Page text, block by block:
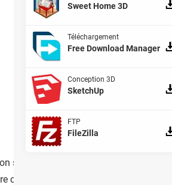
simple et efficace reste d'avoir toujours
confort visuel et votre sécurité lors de la
Sweet Home 3D
Téléchargement
Free Download Manager
Conception 3D
SketchUp
FTP
FileZilla